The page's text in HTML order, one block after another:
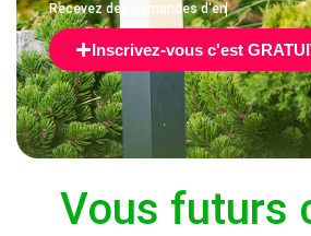
Recevez des mand es d'entre
Inscrivez-vous c'est
Vous futurs